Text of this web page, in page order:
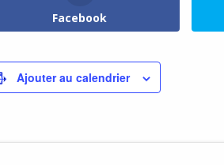
Facebook
Ajouter au calendrier